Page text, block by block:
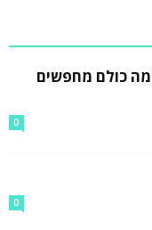
כולם מחפשים
0
0